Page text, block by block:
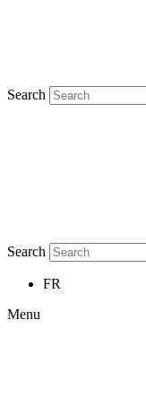
Search
Search
FR
Menu